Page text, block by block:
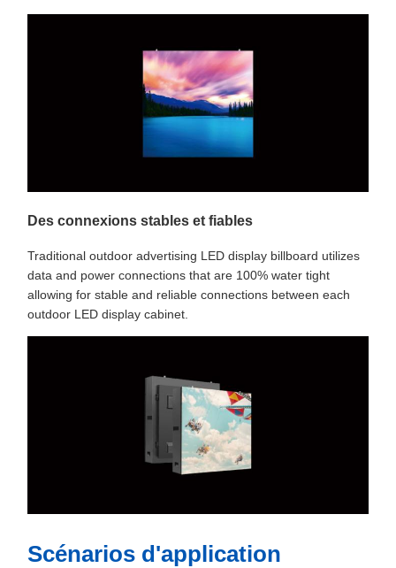
Des connexions stables et fiables
Traditional outdoor advertising LED display billboard utilizes
data and power connections that are 100% water tight
allowing for stable and reliable connections between each
outdoor LED display cabinet.
Scénarios d'application